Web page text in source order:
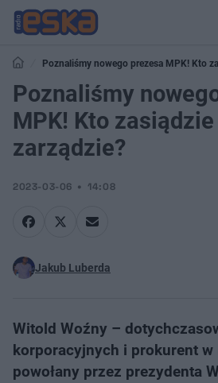
Poznaliśmy nowego prezesa MPK! Kto
Poznaliśmy
MPK! Kto
zarządzie?
2023-03-06 14:08
Jakub Luberda
Witold Woźny –
korporacyjnych i prokurent w
powołany przez prezydenta